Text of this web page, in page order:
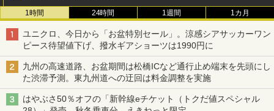
1時間 24時間 1週間 1カ月
ユニクロ、今日から「お盆特別セール」。涼感シアサッカーワン
ピース待望値下げ、撥水ギアショーツは1990円に
九州の高速道路、お盆期間は松橋ICなど通行止め端末を先頭にし
た渋滞予測。東九州道への迂回は料金調整を実施
はやぶさ50％オフの「新幹線eチケット（トクだ値スペシャル